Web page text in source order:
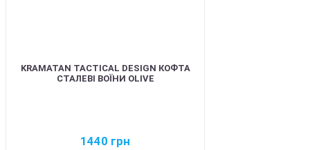
KRAMATAN TACTICAL DESIGN КОФТА
СТАЛЕВІ ВОЇНИ OLIVE
1440 грн